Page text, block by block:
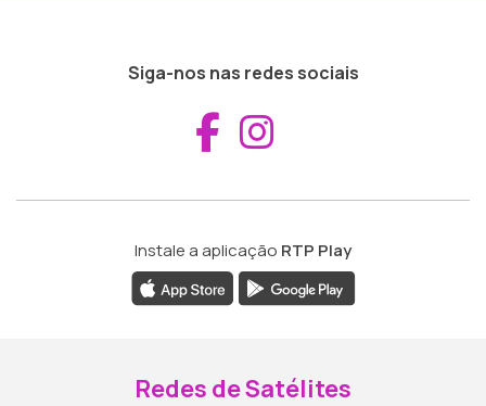
Siga-nos nas redes sociais
Aceder ao
Instale a aplicação RTP Play
Redes de Satélites